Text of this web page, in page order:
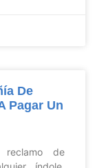
De
Pagar Un
de